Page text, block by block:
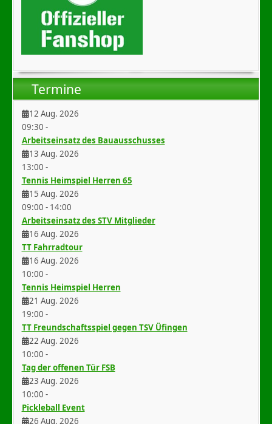
Termine
12 Aug. 2026
09:30 -
Arbeitseinsatz des Bauausschusses
13 Aug. 2026
13:00 -
Tennis Heimspiel Herren 65
15 Aug. 2026
09:00 - 14:00
Arbeitseinsatz des STV Mitglieder
16 Aug. 2026
TT Fahrradtour
16 Aug. 2026
10:00 -
Tennis Heimspiel Herren
21 Aug. 2026
19:00 -
TT Freundschaftsspiel gegen TSV Üfingen
22 Aug. 2026
10:00 -
Tag der offenen Tür FSB
23 Aug. 2026
10:00 -
Pickleball Event
26 Aug. 2026